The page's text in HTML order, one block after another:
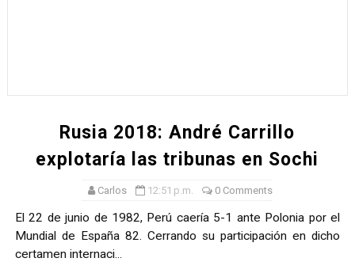
Rusia 2018: André Carrillo
explotaría las tribunas en Sochi
Carlos 12:51 p.m. 0 Comments
El 22 de junio de 1982, Perú caería 5-1 ante Polonia por el
Mundial de España 82. Cerrando su participación en dicho
certamen internaci...